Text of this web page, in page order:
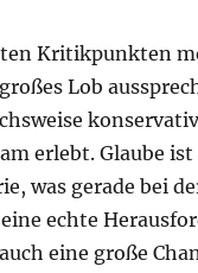
Kritikpunkten
Lob
erlebt. Glaube
was gerade bei
echte
eine große